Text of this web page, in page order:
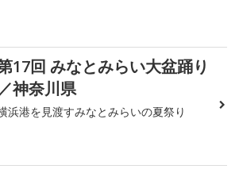
17回 みなとみらい大盆踊り
／神奈川県
浜港を見渡すみなとみらいの夏祭り